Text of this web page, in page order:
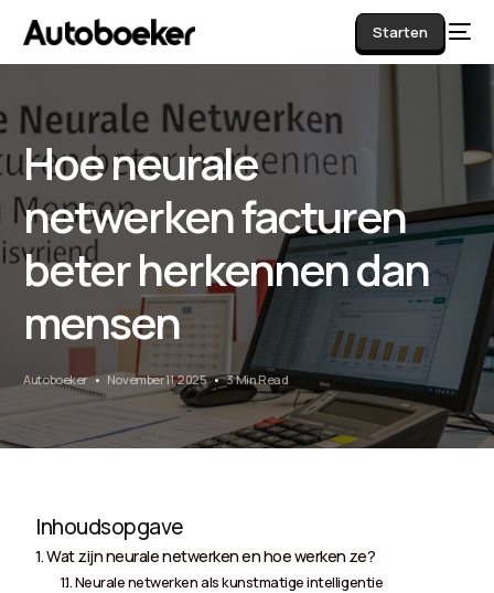
Starten
Hoe neurale
netwerken facturen
beter herkennen dan
mensen
Autoboeker November 11, 2025 3 Min Read
Inhoudsopgave
Wat zijn neurale netwerken en hoe werken ze?
Neurale netwerken als kunstmatige intelligentie
AI